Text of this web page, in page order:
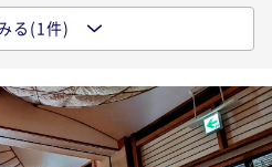
上貸切露天風呂無料
イント即利用で最大5％OFF
¥40,000~
2名 ¥ 38,000 ~
る(1件)